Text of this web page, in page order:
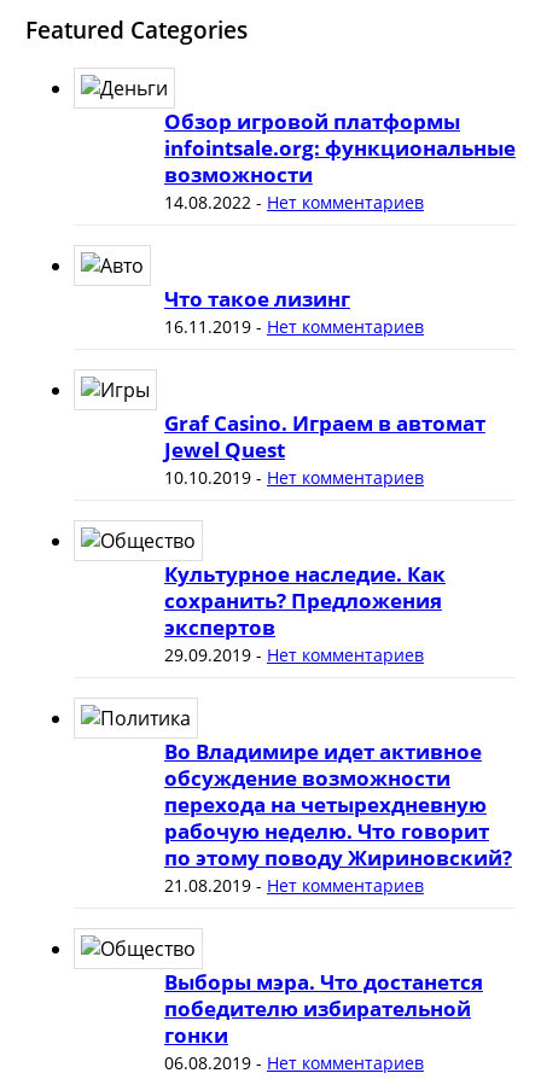
Featured Categories
Обзор игровой платформы
infointsale.org: функциональные
возможности
14.08.2022- Нет комментариев
Что такое лизинг
16.11.2019- Нет комментариев
Graf Casino. Играем в автомат
Jewel Quest
10.10.2019- Нет комментариев
Культурное наследие. Как
сохранить? Предложения
экспертов
29.09.2019- Нет комментариев
Во Владимире идет активное
обсуждение возможности
перехода на четырехдневную
рабочую неделю. Что говорит
по этому поводу Жириновский?
21.08.2019- Нет комментариев
Выборы мэра. Что достанется
победителю избирательной
гонки
06.08.2019- Нет комментариев